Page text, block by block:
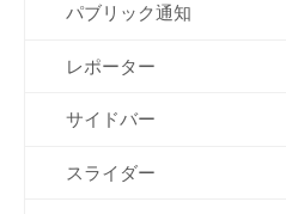
パブリック通知
レポーター
サイドバー
スライダー